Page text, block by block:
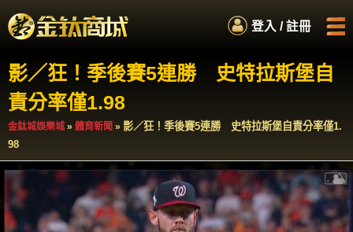
登入 / 註冊
.
.
.
.
首頁 娛樂城商城
如何累積紅利
影／狂！季後賽5連勝 史特拉斯堡自
責分率僅1.98
金鈦城娛樂城 » 體育新聞 » 影／狂！季後賽5連勝 史特拉斯堡自責分率僅1.
98